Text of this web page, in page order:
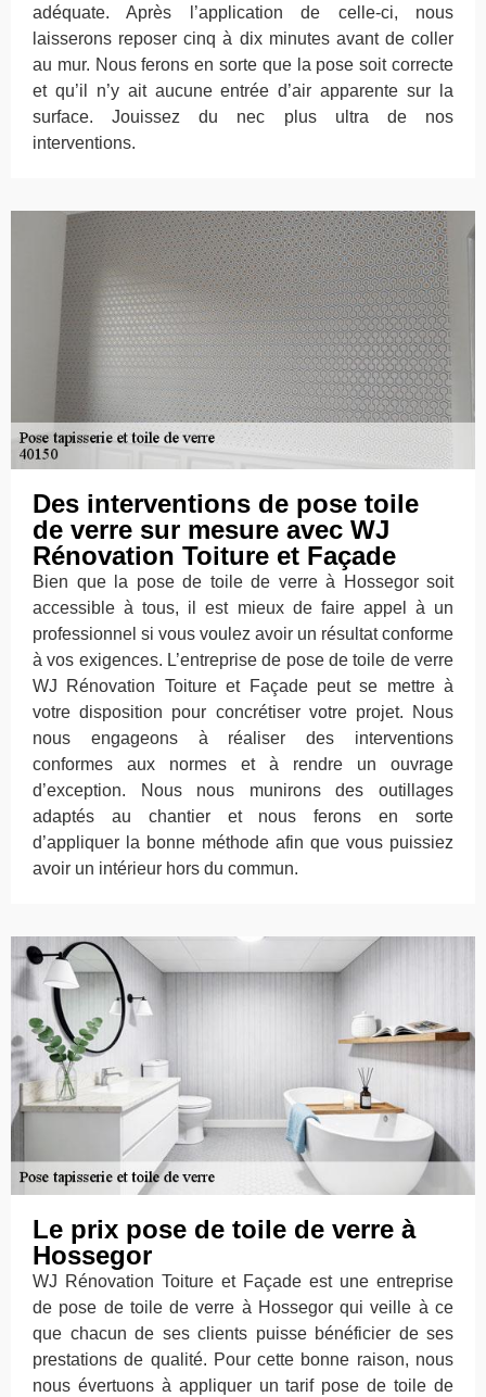
adéquate. Après l’application de celle-ci, nous
laisserons reposer cinq à dix minutes avant de coller
au mur. Nous ferons en sorte que la pose soit correcte
et qu’il n’y ait aucune entrée d’air apparente sur la
surface. Jouissez du nec plus ultra de nos
interventions.
Des interventions de pose toile
de verre sur mesure avec WJ
Rénovation Toiture et Façade
Bien que la pose de toile de verre à Hossegor soit
accessible à tous, il est mieux de faire appel à un
professionnel si vous voulez avoir un résultat conforme
à vos exigences. L’entreprise de pose de toile de verre
WJ Rénovation Toiture et Façade peut se mettre à
votre disposition pour concrétiser votre projet. Nous
nous engageons à réaliser des interventions
conformes aux normes et à rendre un ouvrage
d’exception. Nous nous munirons des outillages
adaptés au chantier et nous ferons en sorte
d’appliquer la bonne méthode afin que vous puissiez
avoir un intérieur hors du commun.
Le prix pose de toile de verre à
Hossegor
WJ Rénovation Toiture et Façade est une entreprise
de pose de toile de verre à Hossegor qui veille à ce
que chacun de ses clients puisse bénéficier de ses
prestations de qualité. Pour cette bonne raison, nous
nous évertuons à appliquer un tarif pose de toile de